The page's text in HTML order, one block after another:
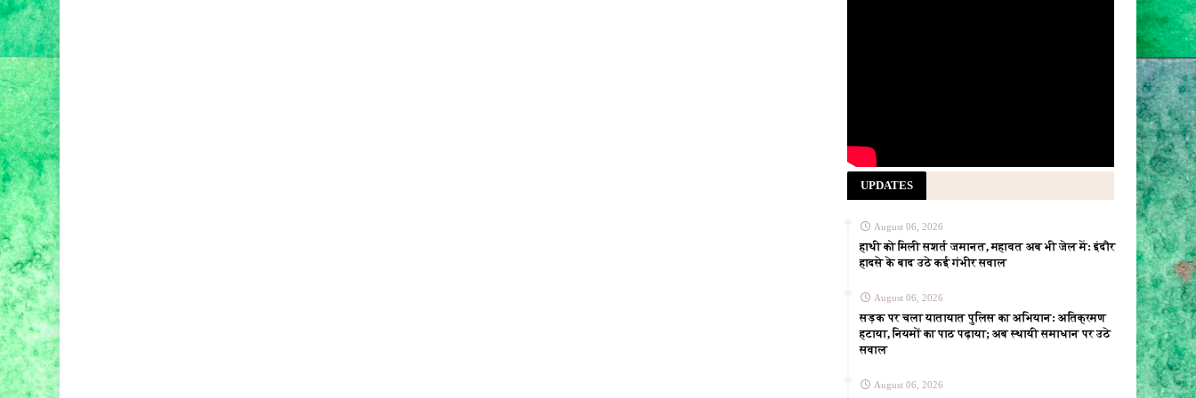
UPDATES
August 06, 2026
हाथी को मिली सशर्त जमानत, महावत अब भी जेल में: इंदौर
हादसे के बाद उठे कई गंभीर सवाल
August 06, 2026
सड़क पर चला यातायात पुलिस का अभियान: अतिक्रमण
हटाया, नियमों का पाठ पढ़ाया; अब स्थायी समाधान पर उठे
सवाल
August 06, 2026